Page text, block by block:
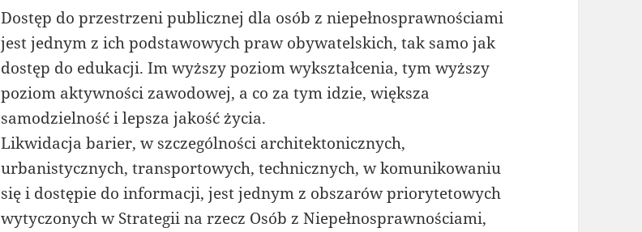
Dostęp do przestrzeni publicznej dla osób z niepełnosprawnościami
jest jednym z ich podstawowych praw obywatelskich, tak samo jak
dostęp do edukacji. Im wyższy poziom wykształcenia, tym wyższy
poziom aktywności zawodowej, a co za tym idzie, większa
samodzielność i lepsza jakość życia.
Likwidacja barier, w szczególności architektonicznych,
urbanistycznych, transportowych, technicznych, w komunikowaniu
się i dostępie do informacji, jest jednym z obszarów priorytetowych
wytyczonych w Strategii na rzecz Osób z Niepełnosprawnościami,